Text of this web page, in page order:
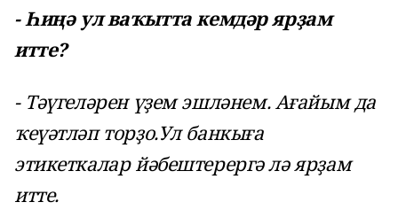
- Һиңә ул ваҡытта кемдәр ярҙам
итте?
- Тәүгеләрен үҙем эшләнем. Ағайым да
ҡеүәтләп торҙо.Ул банкыға
этикеткалар йәбештерергә лә ярҙам
итте.